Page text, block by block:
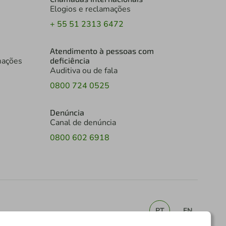
Elogios e reclamações
+ 55 51 2313 6472
Atendimento à pessoas com
deficiência
Auditiva ou de fala
0800 724 0525
Denúncia
Canal de denúncia
0800 602 6918
PT EN